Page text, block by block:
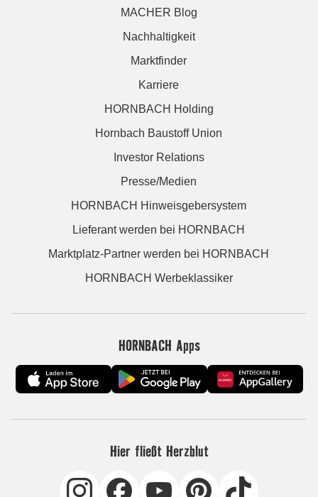
MACHER Blog
Nachhaltigkeit
Marktfinder
Karriere
HORNBACH Holding
Hornbach Baustoff Union
Investor Relations
Presse/Medien
HORNBACH Hinweisgebersystem
Lieferant werden bei HORNBACH
Marktplatz-Partner werden bei HORNBACH
HORNBACH Werbeklassiker
HORNBACH Apps
Hier fließt Herzblut